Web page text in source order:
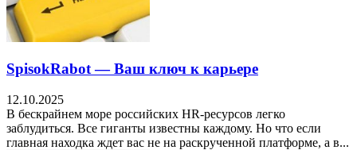
SpisokRabot — Ваш ключ к карьере
12.10.2025
В бескрайнем море российских HR-ресурсов легко
заблудиться. Все гиганты известны каждому. Но что если
главная находка ждет вас не на раскрученной платформе, а в...